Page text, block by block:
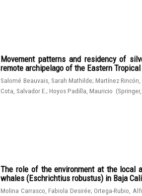
Movement patterns and residency of
remote archipelago of the Eastern
Salomé Beauvais, Sarah Mathilde;Martínez
Cota, Salvador E.;Hoyos Padilla, Mauricio (Springer,
The role of the environment at the local
whales (Eschrichtius robustus) in Baja
Molina Carrasco, Fabiola Desirée;Ortega-Rubio,